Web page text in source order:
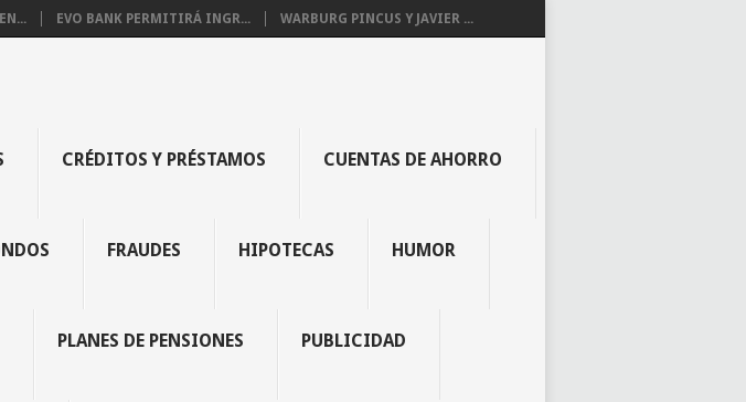
EVO BANK PERMITIRÁ INGR... WARBURG PINCUS Y JAVIER ...
CRÉDITOS Y PRÉSTAMOS CUENTAS DE AHORRO
FRAUDES HIPOTECAS HUMOR
PLANES DE PENSIONES PUBLICIDAD